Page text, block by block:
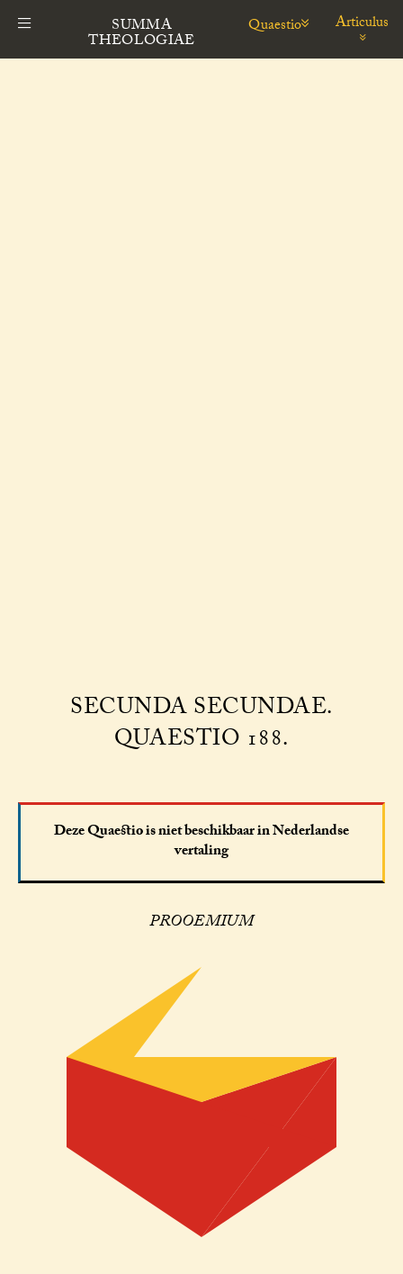
SUMMA
THEOLOGIAE
Quaestio Articulus
SECUNDA SECUNDAE.
QUAESTIO 188.
Deze Quaestio is niet beschikbaar in Nederlandse
vertaling
PROOEMIUM